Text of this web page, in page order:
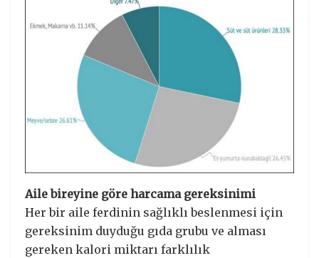
Aile bireyine göre harcama gereksinimi
Her bir aile ferdinin sağlıklı beslenmesi için
gereksinim duyduğu gıda grubu ve alması
gereken kalori miktarı farklılık